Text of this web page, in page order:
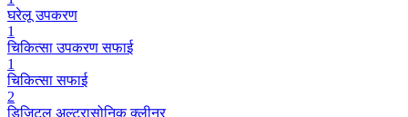
घरेलू उपकरण
1
चिकित्सा उपकरण सफाई
1
चिकित्सा सफाई
2
डिजिटल अल्ट्रासोनिक क्लीनर